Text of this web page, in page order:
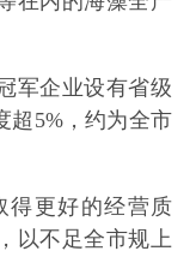
军企业设有省级
超5%，约为全市
得更好的经营质
以不足全市规上